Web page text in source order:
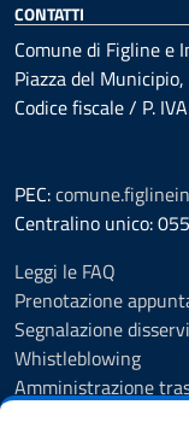
CONTATTI
Comune di Figline e
Piazza del
Codice fiscale / P.
PEC:
Centralino unico:
Leggi le FAQ
Prenotazione
Segnalazione
Whistleblowing
Amministrazione